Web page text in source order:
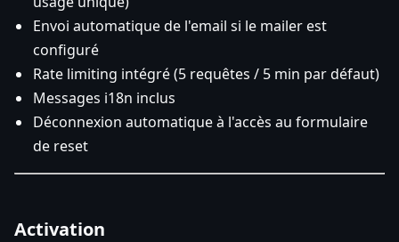
Envoi automatique de l'email si le mailer est
configuré
Rate limiting intégré (5 requêtes / 5 min par défaut)
Messages i18n inclus
Déconnexion automatique à l'accès au formulaire
de reset
Activation